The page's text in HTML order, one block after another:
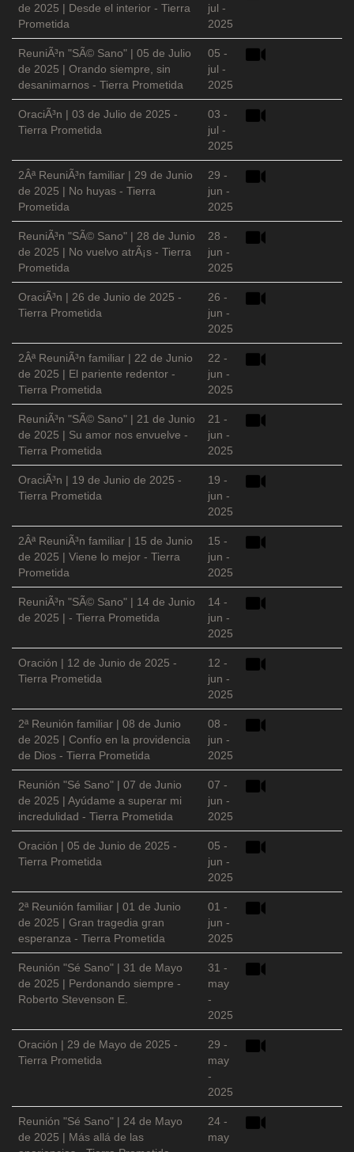
de 2025 | Desde el interior - Tierra
Prometida
jul -
2025
ReuniÃ³n "SÃ© Sano" | 05 de Julio
de 2025 | Orando siempre, sin
desanimarnos - Tierra Prometida
05 -
jul -
2025
OraciÃ³n | 03 de Julio de 2025 -
Tierra Prometida
03 -
jul -
2025
2Âª ReuniÃ³n familiar | 29 de Junio
de 2025 | No huyas - Tierra
Prometida
29 -
jun -
2025
ReuniÃ³n "SÃ© Sano" | 28 de Junio
de 2025 | No vuelvo atrÃ¡s - Tierra
Prometida
28 -
jun -
2025
OraciÃ³n | 26 de Junio de 2025 -
Tierra Prometida
26 -
jun -
2025
2Âª ReuniÃ³n familiar | 22 de Junio
de 2025 | El pariente redentor -
Tierra Prometida
22 -
jun -
2025
ReuniÃ³n "SÃ© Sano" | 21 de Junio
de 2025 | Su amor nos envuelve -
Tierra Prometida
21 -
jun -
2025
OraciÃ³n | 19 de Junio de 2025 -
Tierra Prometida
19 -
jun -
2025
2Âª ReuniÃ³n familiar | 15 de Junio
de 2025 | Viene lo mejor - Tierra
Prometida
15 -
jun -
2025
ReuniÃ³n "SÃ© Sano" | 14 de Junio
de 2025 | - Tierra Prometida
14 -
jun -
2025
Oración | 12 de Junio de 2025 -
Tierra Prometida
12 -
jun -
2025
2ª Reunión familiar | 08 de Junio
de 2025 | Confío en la providencia
de Dios - Tierra Prometida
08 -
jun -
2025
Reunión "Sé Sano" | 07 de Junio
de 2025 | Ayúdame a superar mi
incredulidad - Tierra Prometida
07 -
jun -
2025
Oración | 05 de Junio de 2025 -
Tierra Prometida
05 -
jun -
2025
2ª Reunión familiar | 01 de Junio
de 2025 | Gran tragedia gran
esperanza - Tierra Prometida
01 -
jun -
2025
Reunión "Sé Sano" | 31 de Mayo
de 2025 | Perdonando siempre -
Roberto Stevenson E.
31 -
may
-
2025
Oración | 29 de Mayo de 2025 -
Tierra Prometida
29 -
may
-
2025
Reunión "Sé Sano" | 24 de Mayo
de 2025 | Más allá de las
24 -
may